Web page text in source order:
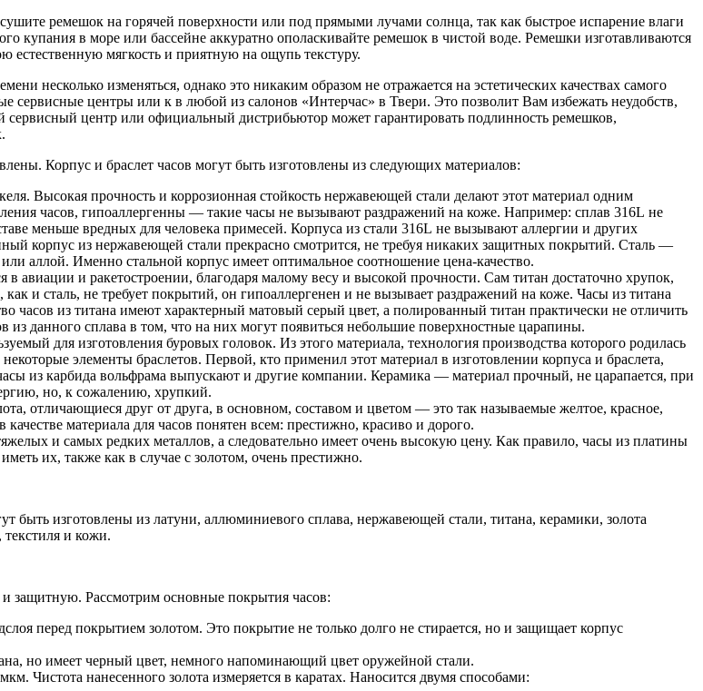
ремешок на горячей поверхности или под прямыми лучами солнца, так как быстрое испарение влаги
в море или бассейне аккуратно ополаскивайте ремешок в чистой воде. Ремешки изготавливаются
естественную мягкость и приятную на ощупь текстуру.
несколько изменяться, однако это никаким образом не отражается на эстетических качествах самого
сервисные центры или к в любой из салонов «Интерчас» в Твери. Это позволит Вам избежать неудобств,
центр или официальный дистрибьютор может гарантировать подлинность ремешков,
Корпус и браслет часов могут быть изготовлены из следующих материалов:
Высокая прочность и коррозионная стойкость нержавеющей стали делают этот материал одним
часов, гипоаллергенны — такие часы не вызывают раздражений на коже. Например: сплав 316L не
меньше вредных для человека примесей. Корпуса из стали 316L не вызывают аллергии и других
корпус из нержавеющей стали прекрасно смотрится, не требуя никаких защитных покрытий. Сталь —
аллой. Именно стальной корпус имеет оптимальное соотношение цена-качество.
авиации и ракетостроении, благодаря малому весу и высокой прочности. Сам титан достаточно хрупок,
и сталь, не требует покрытий, он гипоаллергенен и не вызывает раздражений на коже. Часы из титана
часов из титана имеют характерный матовый серый цвет, а полированный титан практически не отличить
из данного сплава в том, что на них могут появиться небольшие поверхностные царапины.
для изготовления буровых головок. Из этого материала, технология производства которого родилась
элементы браслетов. Первой, кто применил этот материал в изготовлении корпуса и браслета,
из карбида вольфрама выпускают и другие компании. Керамика — материал прочный, не царапается, при
но, к сожалению, хрупкий.
отличающиеся друг от друга, в основном, составом и цветом — это так называемые желтое, красное,
материала для часов понятен всем: престижно, красиво и дорого.
и самых редких металлов, а следовательно имеет очень высокую цену. Как правило, часы из платины
их, также как в случае с золотом, очень престижно.
быть изготовлены из латуни, аллюминиевого сплава, нержавеющей стали, титана, керамики, золота
и кожи.
защитную. Рассмотрим основные покрытия часов:
перед покрытием золотом. Это покрытие не только долго не стирается, но и защищает корпус
но имеет черный цвет, немного напоминающий цвет оружейной стали.
Чистота нанесенного золота измеряется в каратах. Наносится двумя способами: